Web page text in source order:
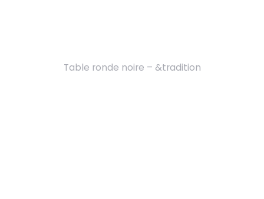
Table ronde noire – &tradition